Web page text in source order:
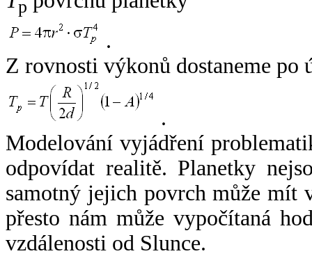
p
.
Z rovnosti výkonů dostaneme po
.
Modelování vyjádření
odpovídat realitě. Planetky
samotný jejich povrch může mít
přesto nám může vypočítaná
vzdálenosti od Slunce.